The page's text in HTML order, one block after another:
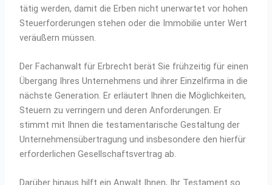
tätig werden, damit die Erben nicht unerwartet vor hohen
Steuerforderungen stehen oder die Immobilie unter Wert
veräußern müssen.
Der Fachanwalt für Erbrecht berät Sie frühzeitig für einen
Übergang Ihres Unternehmens und ihrer Einzelfirma in die
nächste Generation. Er erläutert Ihnen die Möglichkeiten,
Steuern zu verringern und deren Anforderungen. Er
stimmt mit Ihnen die testamentarische Gestaltung der
Unternehmensübertragung und insbesondere den hierfür
erforderlichen Gesellschaftsvertrag ab.
Darüber hinaus hilft ein Anwalt Ihnen, Ihr Testament so